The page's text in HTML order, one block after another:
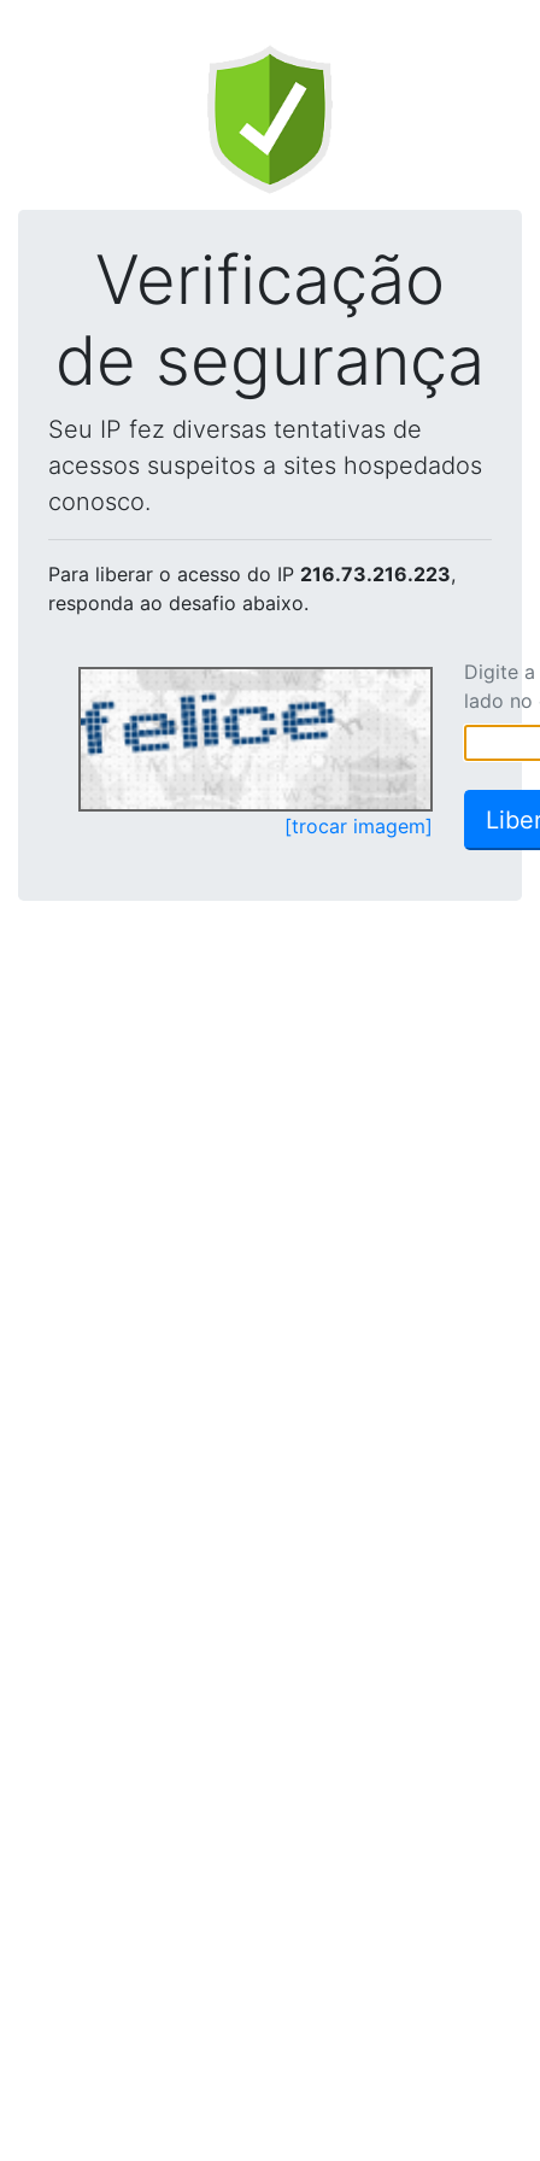
Verificação
de segurança
Seu IP fez diversas tentativas de
acessos suspeitos a sites hospedados
conosco.
Para liberar o acesso do IP 216.73.216.223,
responda ao desafio abaixo.
[trocar imagem]
Digite
lado no